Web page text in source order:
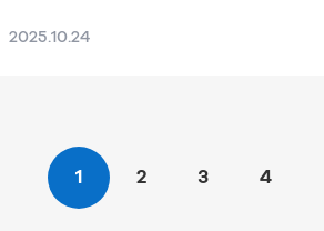
2025.10.24
1 2 3 4